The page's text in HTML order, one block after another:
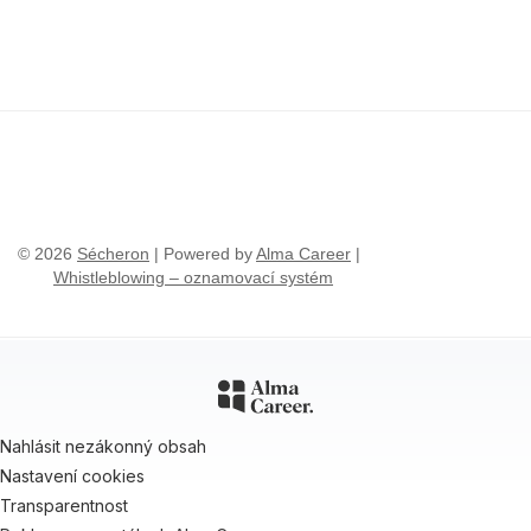
© 2026 Sécheron | Powered byAlma Career |
Whistleblowing – oznamovací systém
Nahlásit nezákonný obsah
Nastavení cookies
Transparentnost